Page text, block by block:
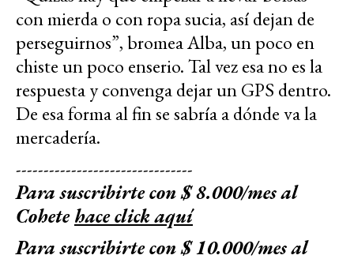
con mierda o con ropa sucia, así dejan de
perseguirnos”, bromea Alba, un poco en
chiste un poco enserio. Tal vez esa no es la
respuesta y convenga dejar un GPS dentro.
De esa forma al fin se sabría a dónde va la
mercadería.
--------------------------------
Para suscribirte con $ 8.000/mes al
Cohetehace click aquí
Para suscribirte con $ 10.000/mes al